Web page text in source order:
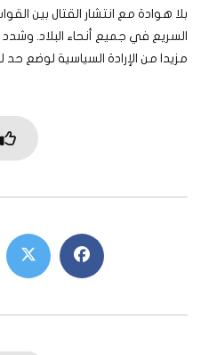
بلا هوادة مع انتشار القتال بين
السريع في جميع أنحاء البلاد.
مزيدا من الإرادة السياسية لوضع